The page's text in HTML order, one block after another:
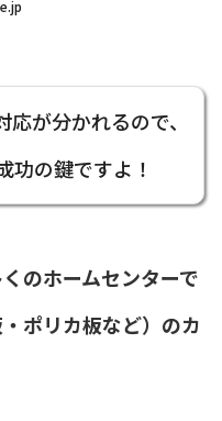
が分かれるので、
功の鍵ですよ！
のホームセンターで
ポリカ板など）のカ